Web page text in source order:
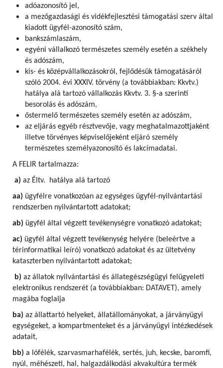
adóazonosító jel,
a mezőgazdasági és vidékfejlesztési támogatási szerv által
kiadott ügyfél-azonosító szám,
bankszámlaszám,
egyéni vállalkozó természetes személy esetén a székhely
és adószám,
kis- és középvállalkozásokról, fejlődésük támogatásáról
szóló 2004. évi XXXIV. törvény (a továbbiakban: Kkvtv.)
hatálya alá tartozó vállalkozás Kkvtv. 3. §-a szerinti
besorolás és adószám,
őstermelő természetes személy esetén az adószám,
az eljárás egyéb résztvevője, vagy meghatalmazottjaként
illetve törvényes képviselőjeként eljáró személy
természetes személyazonosító és lakcímadatai.
A FELIR tartalmazza:
a) az Éltv. hatálya alá tartozó
aa) ügyfélre vonatkozóan az egységes ügyfél-nyilvántartási
rendszerben nyilvántartott adatokat;
ab) ügyfél által végzett tevékenységre vonatkozó adatokat;
ac) ügyfél által végzett tevékenység helyére (beleértve a
térinformatikai leíró) vonatkozó adatokat és az ültetvény
kataszterben nyilvántartott adatokat;
b) az állatok nyilvántartási és állategészségügyi felügyeleti
elektronikus rendszerét (a továbbiakban: DATAVET), amely
magába foglalja
ba) az állattartó helyeket, állatállományokat, a járványügyi
egységeket, a kompartmenteket és a járványügyi intézkedések
adatait,
bb) a lófélék, szarvasmarhafélék, sertés, juh, kecske, baromfi,
nyúl, méhészeti, hal, halgazdálkodási akvakultúra termék